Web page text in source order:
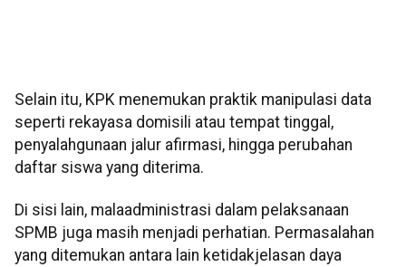
Selain itu, KPK menemukan praktik manipulasi data
seperti rekayasa domisili atau tempat tinggal,
penyalahgunaan jalur afirmasi, hingga perubahan
daftar siswa yang diterima.
Di sisi lain, malaadministrasi dalam pelaksanaan
SPMB juga masih menjadi perhatian. Permasalahan
yang ditemukan antara lain ketidakjelasan daya